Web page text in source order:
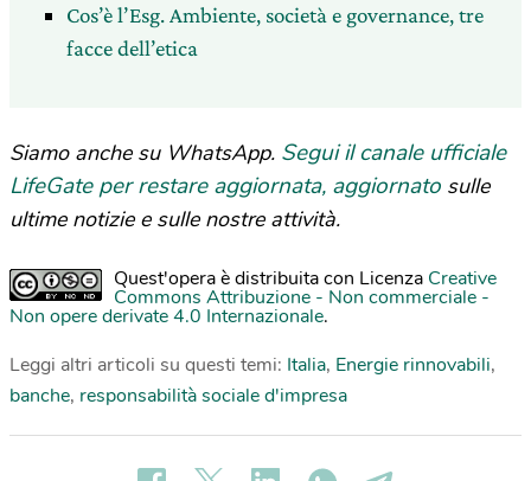
Cos’è l’Esg. Ambiente, società e governance, tre
facce dell’etica
Siamo anche su WhatsApp. Segui il canale ufficiale
LifeGate per restare aggiornata, aggiornato sulle
ultime notizie e sulle nostre attività.
Quest'opera è distribuita con Licenza Creative
Commons Attribuzione - Non commerciale -
Non opere derivate 4.0 Internazionale.
Leggi altri articoli su questi temi: Italia, Energie rinnovabili,
banche, responsabilità sociale d'impresa